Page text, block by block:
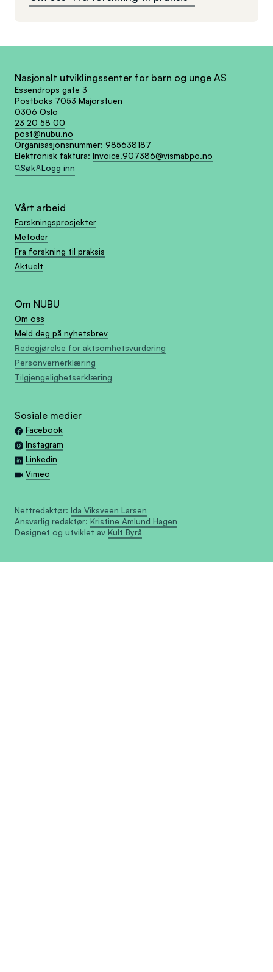
Nasjonalt utviklingssenter for barn og unge AS
Essendrops gate 3
Postboks 7053 Majorstuen
0306 Oslo
23 20 58 00
post@nubu.no
Organisasjonsnummer: 985638187
Elektronisk faktura: Invoice.907386@vismabpo.no
Søk
Logg inn
Vårt arbeid
Forskningsprosjekter
Metoder
Fra forskning til praksis
Aktuelt
Om NUBU
Om oss
Meld deg på nyhetsbrev
Redegjørelse for aktsomhetsvurdering
Personvernerklæring
Tilgjengelighetserklæring
Sosiale medier
Facebook
Instagram
Linkedin
Vimeo
Nettredaktør: Ida Viksveen Larsen
Ansvarlig redaktør: Kristine Amlund Hagen
Designet og utviklet av Kult Byrå